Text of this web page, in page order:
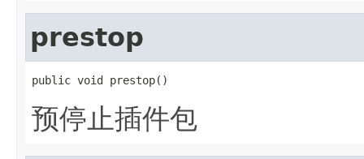
prestop
public void prestop()
预停止插件包